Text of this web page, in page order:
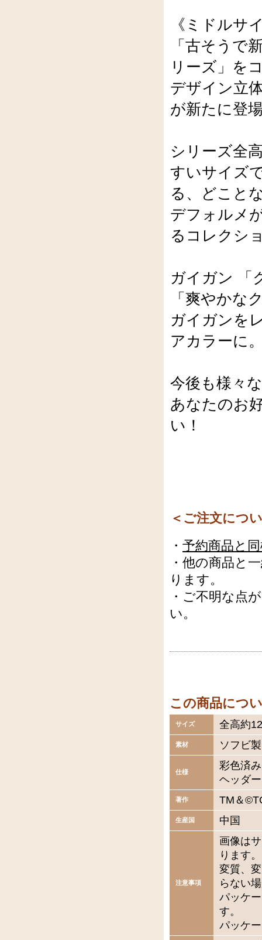
《ミドルサ
「古そうで
リーズ」を
デザイン立
が新たに登
シリーズ全
すいサイズ
る、どこと
デフォルメ
るコレクシ
ガイガン 「
「爽やかな
ガイガンを
アカラーに
今後も様々
あなたのお
い！
＜ご注文につ
・ 予約商品と
・他の商品と
ります。
・ご不明な点
い。
この商品につ
サイズ 全高約
素材 ソフビ
仕様
彩色済
ヘッダ
著作 TM＆
生産国 中国
注意事項
画像は
ります。
変質、
らない
パッケ
す。
パッケ